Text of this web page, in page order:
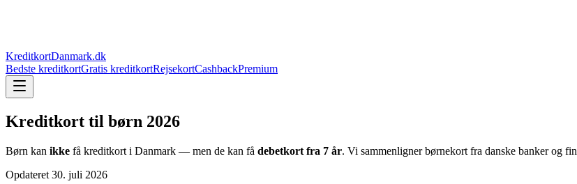
KreditkortDanmark.dk
Bedste kreditkortGratis kreditkortRejsekortCashbackPremium
Kreditkort til børn 2026
Børn kan ikke få kreditkort i Danmark — men de kan få debetkort fra 7 år. Vi sammenligner børnekort fra danske banker og
Opdateret 30. juli 2026